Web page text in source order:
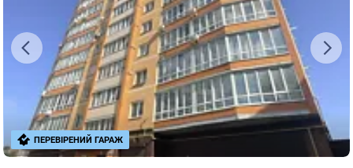
ПЕРЕВІРЕНИЙ ГАРАЖ